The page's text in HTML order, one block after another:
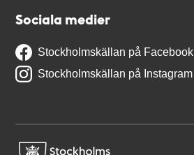
Sociala medier
Stockholmskällan på Facebook
Stockholmskällan på Instagram